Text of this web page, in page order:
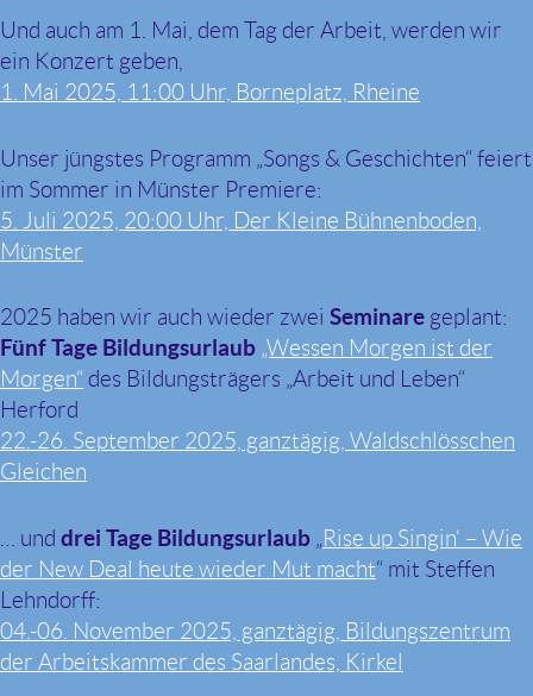
Und auch am 1. Mai, dem Tag der Arbeit, werden wir
ein Konzert geben,
1. Mai 2025, 11:00 Uhr, Borneplatz, Rheine
Unser jüngstes Programm „Songs & Geschichten“ feiert
im Sommer in Münster Premiere:
5. Juli 2025, 20:00 Uhr, Der Kleine Bühnenboden,
Münster
2025 haben wir auch wieder zwei Seminare geplant:
Fünf Tage Bildungsurlaub „Wessen Morgen ist der
Morgen“ des Bildungsträgers „Arbeit und Leben“
Herford
22.-26. September 2025, ganztägig, Waldschlösschen
Gleichen
… und drei Tage Bildungsurlaub „Rise up Singin‘ – Wie
der New Deal heute wieder Mut macht“ mit Steffen
Lehndorff:
04.-06. November 2025, ganztägig, Bildungszentrum
der Arbeitskammer des Saarlandes, Kirkel